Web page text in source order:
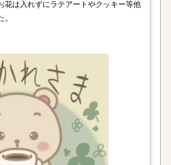
花は入れずにラテアートやクッキー等他